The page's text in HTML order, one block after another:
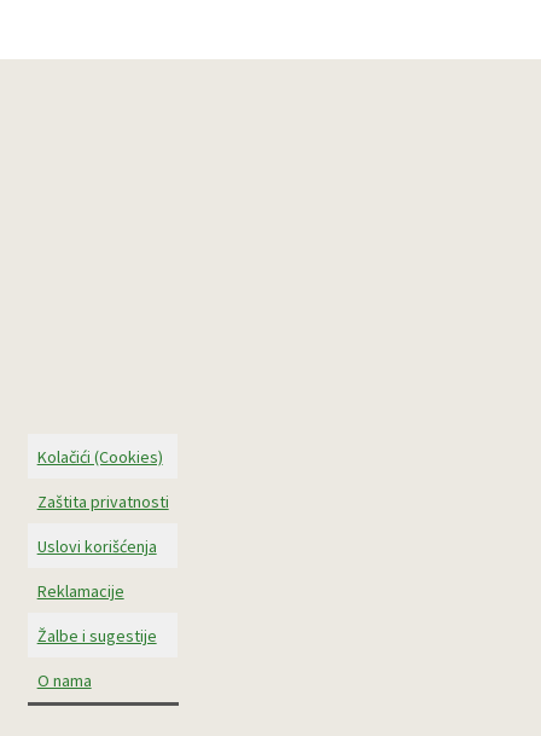
Kolačići (Cookies)
Zaštita privatnosti
Uslovi korišćenja
Reklamacije
Žalbe i sugestije
O nama